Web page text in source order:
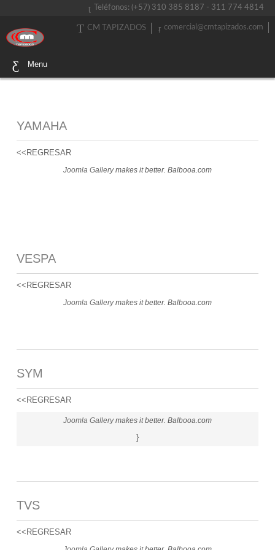
Teléfonos: (+57) 310 385 8187 - 311 774 4814
comercial@cmtapizados.com
CM TAPIZADOS
Menu
YAMAHA
<<REGRESAR
Joomla Gallerymakes it better. Balbooa.com
VESPA
<<REGRESAR
Joomla Gallerymakes it better. Balbooa.com
SYM
<<REGRESAR
Joomla Gallerymakes it better. Balbooa.com
}
TVS
<<REGRESAR